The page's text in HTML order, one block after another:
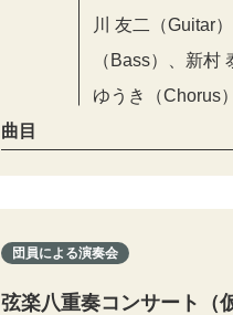
川 友二（Guitar
（Bass）、新村
ゆうき（Chorus）
曲目
団員による演奏会
弦楽八重奏コンサート（